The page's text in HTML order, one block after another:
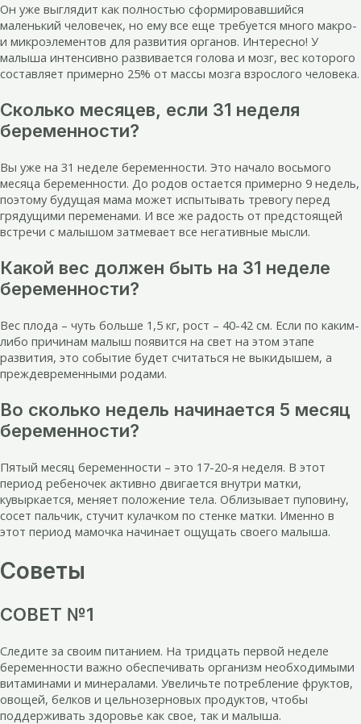
Он уже выглядит как полностью сформировавшийся
маленький человечек, но ему все еще требуется много макро-
и микроэлементов для развития органов. Интересно! У
малыша интенсивно развивается голова и мозг, вес которого
составляет примерно 25% от массы мозга взрослого человека.
Сколько месяцев, если 31 неделя
беременности?
Вы уже на 31 неделе беременности. Это начало восьмого
месяца беременности. До родов остается примерно 9 недель,
поэтому будущая мама может испытывать тревогу перед
грядущими переменами. И все же радость от предстоящей
встречи с малышом затмевает все негативные мысли.
Какой вес должен быть на 31 неделе
беременности?
Вес плода – чуть больше 1,5 кг, рост – 40-42 см. Если по каким-
либо причинам малыш появится на свет на этом этапе
развития, это событие будет считаться не выкидышем, а
преждевременными родами.
Во сколько недель начинается 5 месяц
беременности?
Пятый месяц беременности – это 17-20-я неделя. В этот
период ребеночек активно двигается внутри матки,
кувыркается, меняет положение тела. Облизывает пуповину,
сосет пальчик, стучит кулачком по стенке матки. Именно в
этот период мамочка начинает ощущать своего малыша.
Советы
СОВЕТ №1
Следите за своим питанием. На тридцать первой неделе
беременности важно обеспечивать организм необходимыми
витаминами и минералами. Увеличьте потребление фруктов,
овощей, белков и цельнозерновых продуктов, чтобы
поддерживать здоровье как свое, так и малыша.